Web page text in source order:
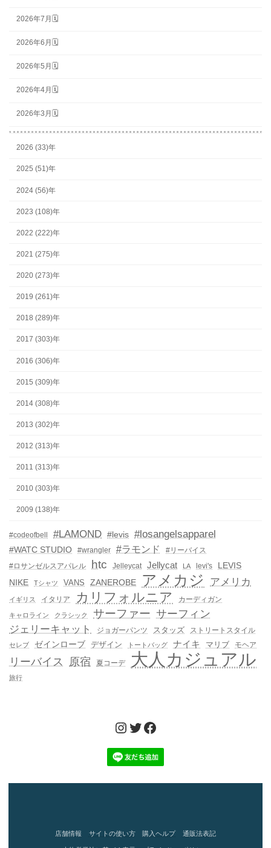
2026年7月🗓
2026年6月🗓
2026年5月🗓
2026年4月🗓
2026年3月🗓
2026 (33)年
2025 (51)年
2024 (56)年
2023 (108)年
2022 (222)年
2021 (275)年
2020 (273)年
2019 (261)年
2018 (289)年
2017 (303)年
2016 (306)年
2015 (309)年
2014 (308)年
2013 (302)年
2012 (313)年
2011 (313)年
2010 (303)年
2009 (138)年
#codeofbell #LAMOND #levis #losangelsapparel
#WATC STUDIO #wrangler #ラモンド
#リーバイス
#ロサンゼルスアパレル
htc Jelleycat Jellycat LA levi's
LEVIS
NIKE
Tシャツ VANS ZANEROBE アメカジ アメリカ
イギリス イタリア カリフォルニア カーディガン
キャロライン クラシック サーファー サーフィン
ジェリーキャット
ジョガーパンツ スタッズ ストリートスタイル
セレブ ゼインローブ デザイン トートバッグ ナイキ マリブ モヘア
リーバイス 原宿 夏コーデ 大人カジュアル
旅行
Instagram
Twitter
Facebook
店舗情報 サイトの使い方 購入ヘルプ 通販法表記